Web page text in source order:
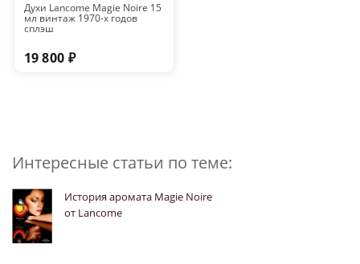
Духи Lancome Magie Noire 15
мл винтаж 1970-х годов
сплэш
19 800 ₽
Интересные статьи по теме:
История аромата Magie Noire
от Lancome